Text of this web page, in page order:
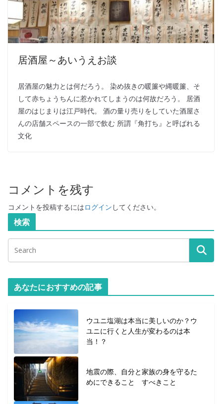
居酒屋～あいうえお談
居酒屋の魅力とは何だろう。 染め抜きの暖簾や縄暖簾、そ
して赤ちょうちんに惹かれてしまうのは何故だろう。 居酒
屋のはじまりは江戸時代。 酒の量り売りをしていた酒屋さ
んの店舗スペースの一部で飲む 所謂『角打ち』と呼ばれる
文化
コメントを残す
コメントを投稿するにはログイン してください。
検索
あなたにおすすめの記事
ウユニ塩湖は本当に美しいのか？ウ
ユニに行くと人生が変わるのは本
当！？
地震の際、自分と家族の身を守るた
めにできること すべきこと